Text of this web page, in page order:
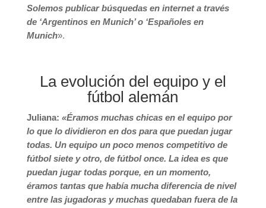
Solemos publicar búsquedas en internet a través
de ‘Argentinos en Munich’ o ‘Españoles en
Munich».
La evolución del equipo y el
fútbol alemán
Juliana: «Éramos muchas chicas en el equipo por
lo que lo dividieron en dos para que puedan jugar
todas. Un equipo un poco menos competitivo de
fútbol siete y otro, de fútbol once. La idea es que
puedan jugar todas porque, en un momento,
éramos tantas que había mucha diferencia de nivel
entre las jugadoras y muchas quedaban fuera de la